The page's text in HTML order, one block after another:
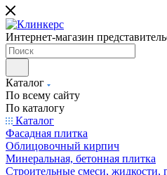
Интернет-магазин
Каталог
По всему сайту
По каталогу
Каталог
Фасадная плитка
Облицовочный кирпич
Минеральная, бетонная плитка
Строительные смеси, жидкости,